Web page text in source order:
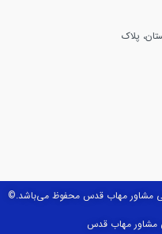
پلاک
مشاور مهاب قدس محفوظ می‌باشد.©
مهاب قدس